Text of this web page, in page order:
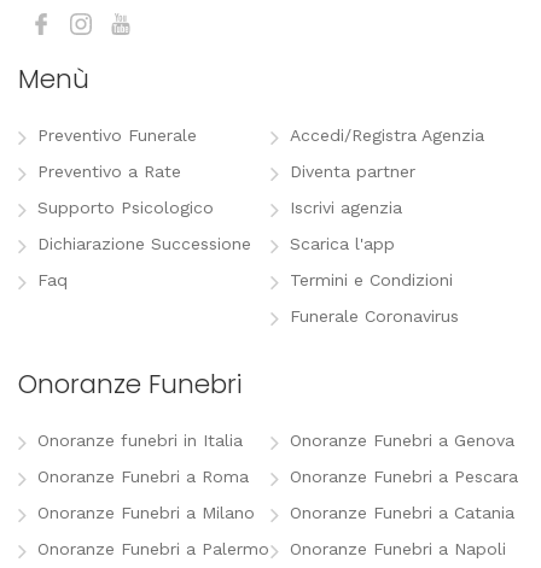
Menù
Preventivo Funerale
Preventivo a Rate
Supporto Psicologico
Dichiarazione Successione
Faq
Accedi/Registra Agenzia
Diventa partner
Iscrivi agenzia
Scarica l'app
Termini e Condizioni
Funerale Coronavirus
Onoranze Funebri
Onoranze funebri in Italia
Onoranze Funebri a Roma
Onoranze Funebri a Milano
Onoranze Funebri a Palermo
Onoranze Funebri a Genova
Onoranze Funebri a Pescara
Onoranze Funebri a Catania
Onoranze Funebri a Napoli